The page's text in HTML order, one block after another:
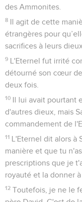
des Ammonites.
8 Il agit de cette
étrangères pour
sacrifices à leurs dieux.
9 L'Eternel fut irrité
détourné son cœur
deux fois.
10 Il lui avait pourtant
d'autres dieux, mais
commandement de
11 L'Eternel dit alors à
manière et que tu
prescriptions que je
royauté et la donner
12 Toutefois, je ne le